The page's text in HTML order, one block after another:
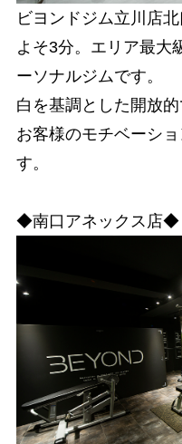
ビヨンドジム立川店
よそ3分。エリア最大
ーソナルジムです。
白を基調とした開放
お客様のモチベーシ
す。
◆南口アネックス店◆